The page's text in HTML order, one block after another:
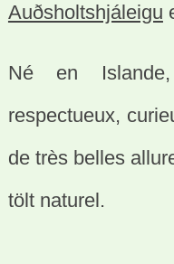
Auðsholtshjáleigu
Né en
respectueux,
de très belles
tölt naturel.